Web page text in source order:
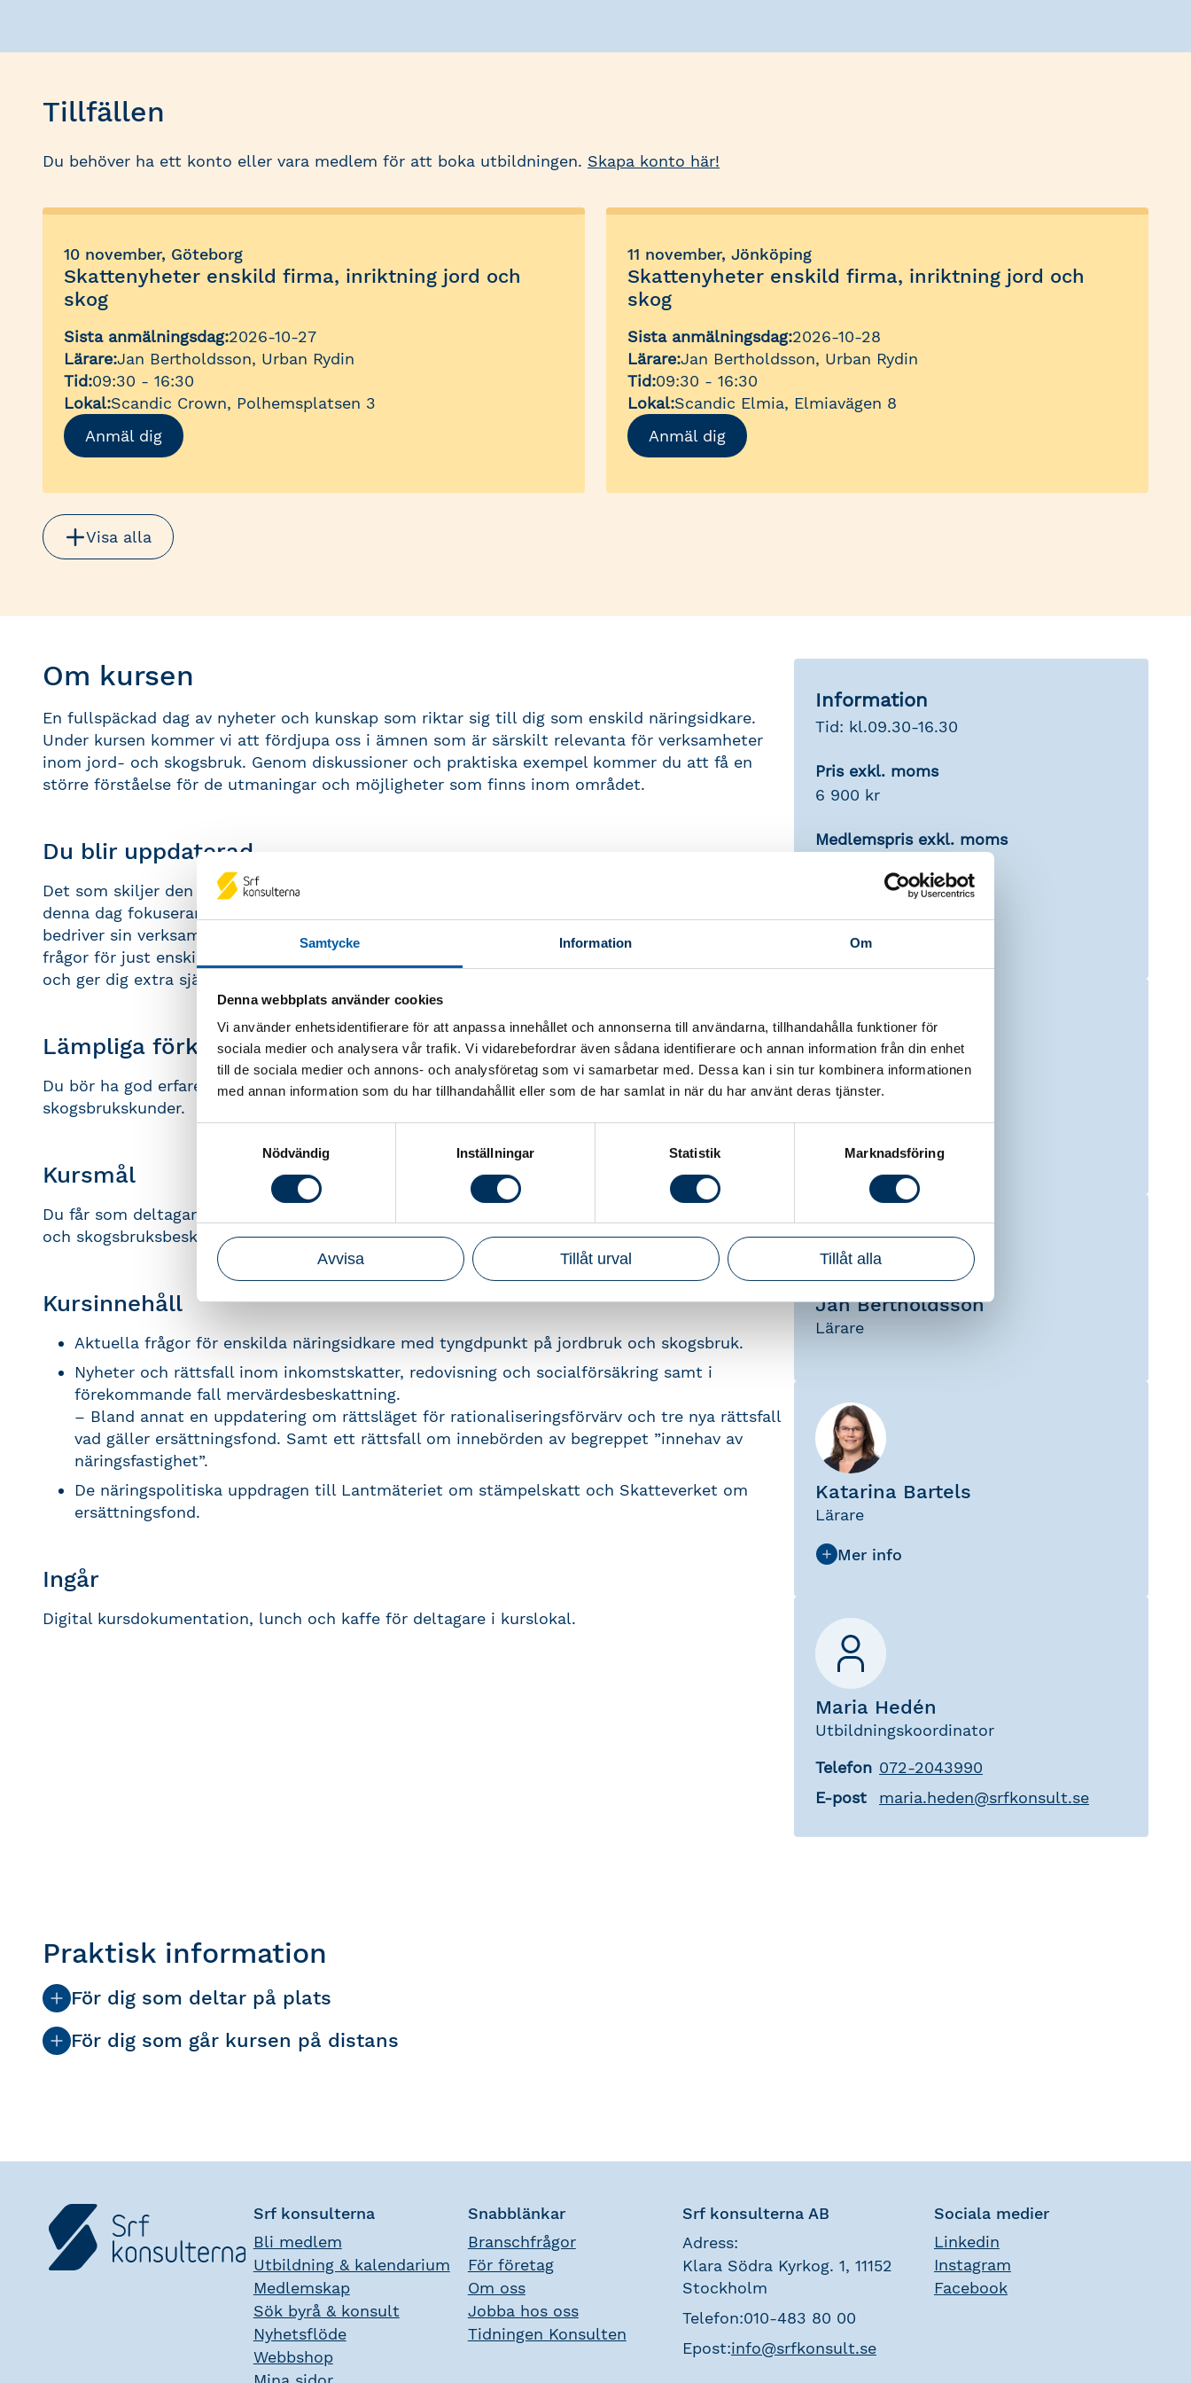
Samtycke Information Om
Denna webbplats använder cookies
Vi använder enhetsidentifierare för att anpassa innehållet och annonserna till användarna, tillhandahålla funktioner för
sociala medier och analysera vår trafik. Vi vidarebefordrar även sådana identifierare och annan information från din enhet
till de sociala medier och annons- och analysföretag som vi samarbetar med. Dessa kan i sin tur kombinera informationen
med annan information som du har tillhandahållit eller som de har samlat in när du har använt deras tjänster.
Nödvändig
Inställningar Statistik Marknadsföring
Avvisa Tillåt urval Tillåt alla
Tillfällen
Du behöver ha ett konto eller vara medlem för att boka utbildningen. Skapa konto här!
10 november, Göteborg
Skattenyheter enskild firma, inriktning jord och
skog
Sista anmälningsdag:2026-10-27
Lärare:Jan Bertholdsson, Urban Rydin
Tid:09:30 - 16:30
Lokal:Scandic Crown, Polhemsplatsen 3
Anmäl dig
11 november, Jönköping
Skattenyheter enskild firma, inriktning jord och
skog
Sista anmälningsdag:2026-10-28
Lärare:Jan Bertholdsson, Urban Rydin
Tid:09:30 - 16:30
Lokal:Scandic Elmia, Elmiavägen 8
Anmäl dig
Visa alla
Om kursen
En fullspäckad dag av nyheter och kunskap som riktar sig till dig som enskild näringsidkare.
Under kursen kommer vi att fördjupa oss i ämnen som är särskilt relevanta för verksamheter
inom jord- och skogsbruk. Genom diskussioner och praktiska exempel kommer du att få en
större förståelse för de utmaningar och möjligheter som finns inom området.
Du blir uppdaterad
Det som skiljer den här nyhetsdagen med skattenyheter från andra nyhetsdagar är att vi under
denna dag fokuserar på frågor som gäller jord- och skogsbruk. Då de flesta av dessa företag
bedriver sin verksamhet som enskild näringsverksamhet koncentreras därför naturligen dagen på
frågor för just enskilda näringsidkare. Ledande experter är dina lärare. De reder ut svårigheterna
och ger dig extra självförtroende inför de uppgifter som väntar när du kommer hem.
Lämpliga förkunskaper
Du bör ha god erfarenhet av enskild näringsverksamhet och du arbetar med jord- och
skogsbrukskunder.
Kursmål
Du får som deltagare en nyttig genomgång av aktuella frågeställningar och nyheter inom jord-
och skogsbruksbeskattningen.
Kursinnehåll
Aktuella frågor för enskilda näringsidkare med tyngdpunkt på jordbruk och skogsbruk.
Nyheter och rättsfall inom inkomstskatter, redovisning och socialförsäkring samt i
förekommande fall mervärdesbeskattning.
– Bland annat en uppdatering om rättsläget för rationaliseringsförvärv och tre nya rättsfall
vad gäller ersättningsfond. Samt ett rättsfall om innebörden av begreppet ”innehav av
näringsfastighet”.
De näringspolitiska uppdragen till Lantmäteriet om stämpelskatt och Skatteverket om
ersättningsfond.
Ingår
Digital kursdokumentation, lunch och kaffe för deltagare i kurslokal.
Information
Tid: kl.09.30-16.30
Pris exkl. moms
6 900 kr
Medlemspris exkl. moms
Urban Rydin
Jan Bertholdsson
Lärare
Katarina Bartels
Lärare
Maria Hedén
Utbildningskoordinator
Telefon 072-2043990
E-post
maria.heden@srfkonsult.se
Praktisk information
För dig som deltar på plats
För dig som går kursen på distans
Srf konsulterna
Bli medlem
Utbildning & kalendarium
Medlemskap
Sök byrå & konsult
Nyhetsflöde
Webbshop
Snabblänkar
Branschfrågor
För företag
Om oss
Jobba hos oss
Tidningen Konsulten
Srf konsulterna AB
Adress:
Klara Södra Kyrkog. 1, 11152
Stockholm
Telefon:010-483 80 00
Epost:info@srfkonsult.se
Sociala medier
Linkedin
Instagram
Facebook